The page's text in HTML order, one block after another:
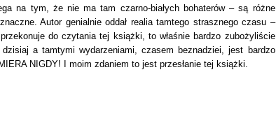
na tym, że nie ma tam czarno-białych bohaterów – są różne
Autor genialnie oddał realia tamtego strasznego czasu –
do czytania tej książki, to właśnie bardzo zubożyliście
a tamtymi wydarzeniami, czasem beznadziei, jest bardzo
NIGDY! I moim zdaniem to jest przesłanie tej książki.